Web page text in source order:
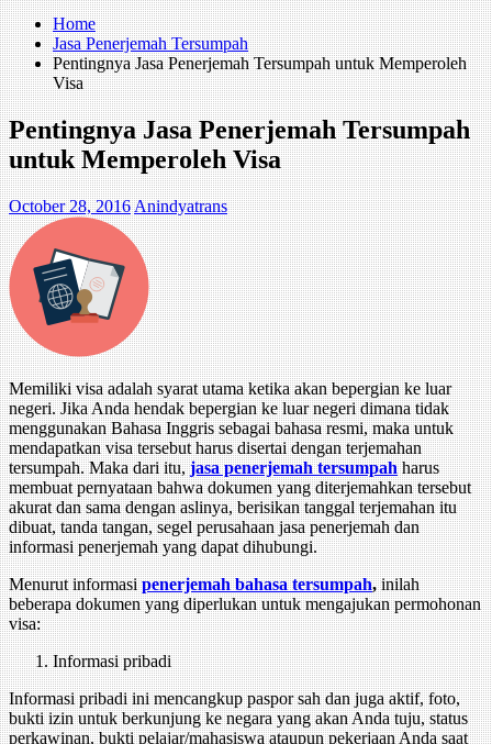
Home
Jasa Penerjemah Tersumpah
Pentingnya Jasa Penerjemah Tersumpah untuk Memperoleh
Visa
Pentingnya Jasa Penerjemah Tersumpah
untuk Memperoleh Visa
October 28, 2016Anindyatrans
Memiliki visa adalah syarat utama ketika akan bepergian ke luar
negeri. Jika Anda hendak bepergian ke luar negeri dimana tidak
menggunakan Bahasa Inggris sebagai bahasa resmi, maka untuk
mendapatkan visa tersebut harus disertai dengan terjemahan
tersumpah. Maka dari itu,jasa penerjemah tersumpah harus
membuat pernyataan bahwa dokumen yang diterjemahkan tersebut
akurat dan sama dengan aslinya, berisikan tanggal terjemahan itu
dibuat, tanda tangan, segel perusahaan jasa penerjemah dan
informasi penerjemah yang dapat dihubungi.
Menurut informasipenerjemah bahasa tersumpah,inilah
beberapa dokumen yang diperlukan untuk mengajukan permohonan
visa:
Informasi pribadi
Informasi pribadi ini mencangkup paspor sah dan juga aktif, foto,
bukti izin untuk berkunjung ke negara yang akan Anda tuju, status
perkawinan, bukti pelajar/mahasiswa ataupun pekerjaan Anda saat